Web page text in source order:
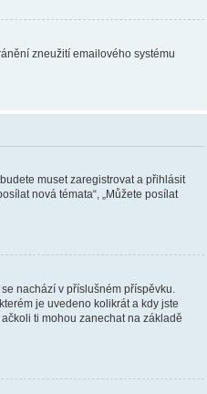
zneužití emailového systému
muset zaregistrovat a přihlásit
nová témata“, „Můžete posílat
nachází v příslušném příspěvku.
je uvedeno kolikrát a kdy jste
ti mohou zanechat na základě